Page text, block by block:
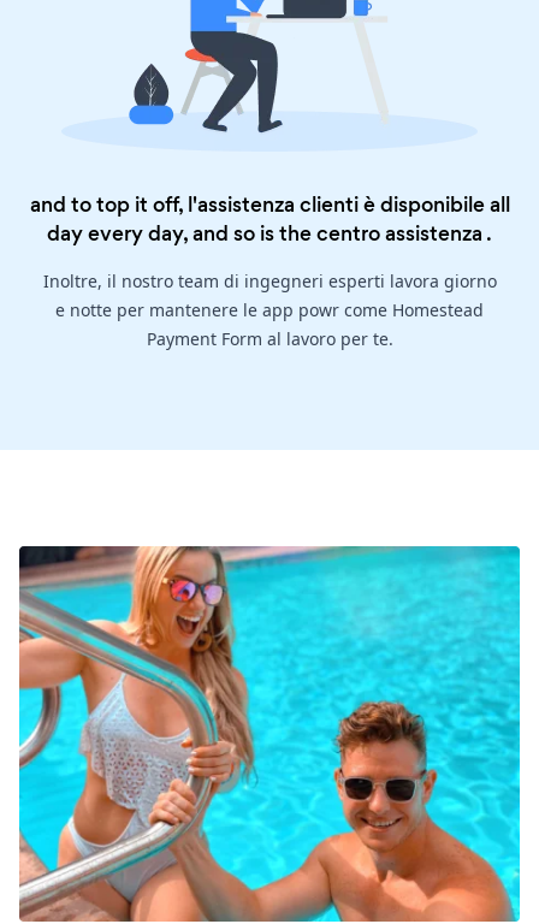
and to top it off, l'assistenza clienti è disponibile all
day every day, and so is thecentro assistenza .
Inoltre, il nostro team di ingegneri esperti lavora giorno
e notte per mantenere le app powr come Homestead
Payment Form al lavoro per te.